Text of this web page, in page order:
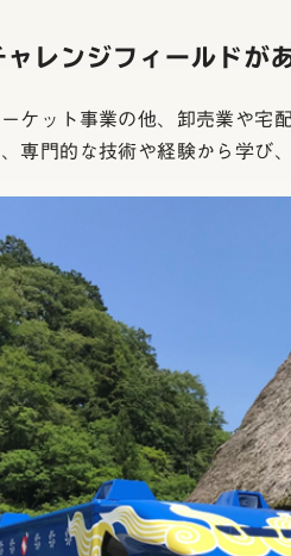
ャレンジフィールドが
ケット事業の他、卸売業や宅
専門的な技術や経験から学び